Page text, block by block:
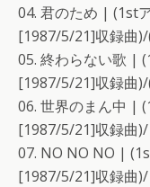
04. 君のため | (1st
[1987/5/21]収録曲
05. 終わらない歌 |
[1987/5/21]収録曲
06. 世界のまん中 |
[1987/5/21]収録曲)/
07. NO NO NO |
[1987/5/21]収録曲)/